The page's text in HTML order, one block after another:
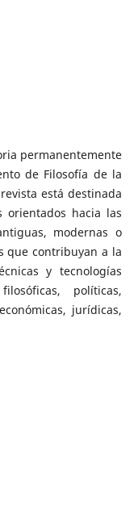
permanentemente
de Filosofía de la
está destinada
hacia las
modernas o
que contribuyan a la
y tecnologías
políticas,
jurídicas,